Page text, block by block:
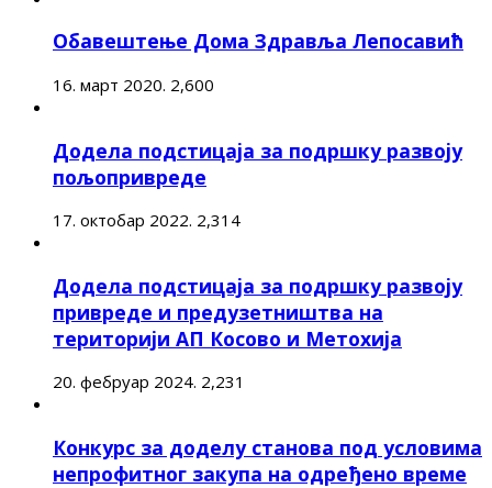
Обавештење Дома Здравља Лепосавић
16. март 2020. 2,600
Додела подстицаја за подршку развоју
пољопривреде
17. октобар 2022. 2,314
Додела подстицаја за подршку развоју
привреде и предузетништва на
територији АП Косово и Метохија
20. фебруар 2024. 2,231
Конкурс за доделу станова под условима
непрофитног закупа на одређено време